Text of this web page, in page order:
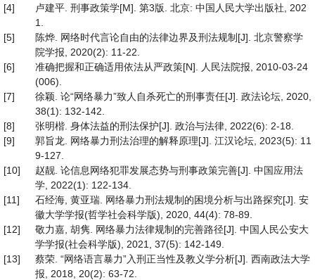
[4]
卢建平. 刑事政策学[M]. 第3版. 北京: 中国人民大学出版社, 202
1.
[5]
陈烨. 网络时代言论自由的法律边界及刑法规制[J]. 北京警察学
院学报, 2020(2): 11-22.
[6]
准确把握和正确适用依法从严政策[N]. 人民法院报, 2010-03-24
(006).
[7]
徐颖. 论“网络暴力”致人自杀死亡的刑事责任[J]. 政法论坛, 2020,
38(1): 132-142.
[8]
张明楷. 身体法益的刑法保护[J]. 政治与法律, 2022(6): 2-18.
[9]
郭旨龙. 网络暴力刑法治理的解释原理[J]. 江汉论坛, 2023(5): 11
9-127.
[10]
赵靓. 论信息网络犯罪发展态势与刑事政策完善[J]. 中国应用法
学, 2022(1): 122-134.
[11]
石经海, 黄亚瑞. 网络暴力刑法规制的困境分析与出路探究[J]. 安
徽大学学报(哲学社会科学版), 2020, 44(4): 78-89.
[12]
敬力嘉, 胡隽. 网络暴力法律规制的完善路径[J]. 中国人民公安大
学学报(社会科学版), 2021, 37(5): 142-149.
[13]
蔡荣. “网络语言暴力”入刑正当性及教义学分析[J]. 西南政法大学
报, 2018, 20(2): 63-72.